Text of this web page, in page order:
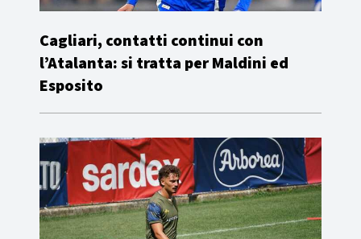
Cagliari, contatti continui con
l’Atalanta: si tratta per Maldini ed
Esposito